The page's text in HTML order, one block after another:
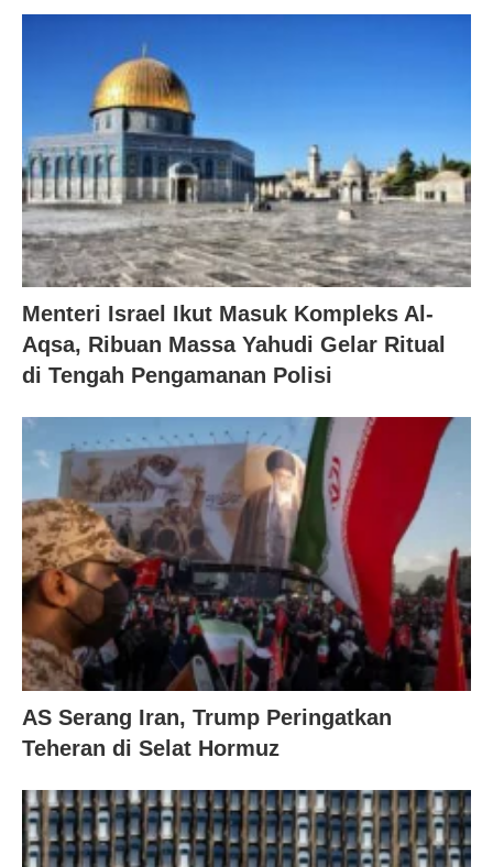
Menteri Israel Ikut Masuk Kompleks Al-
Aqsa, Ribuan Massa Yahudi Gelar Ritual
di Tengah Pengamanan Polisi
AS Serang Iran, Trump Peringatkan
Teheran di Selat Hormuz